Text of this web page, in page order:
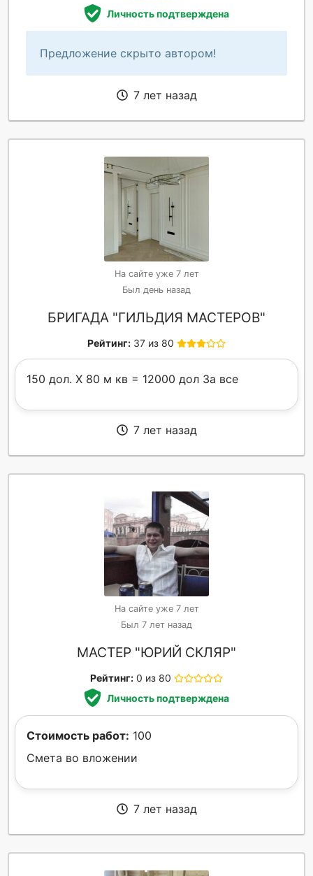
Личность подтверждена
Предложение скрыто автором!
7 лет назад
На сайте уже 7 лет
Был день назад
БРИГАДА "ГИЛЬДИЯ МАСТЕРОВ"
Рейтинг: 37 из 80
150 дол. Х 80 м кв = 12000 дол За все
7 лет назад
На сайте уже 7 лет
Был 7 лет назад
МАСТЕР "ЮРИЙ СКЛЯР"
Рейтинг: 0 из 80
Личность подтверждена
Стоимость работ: 100
Смета во вложении
7 лет назад